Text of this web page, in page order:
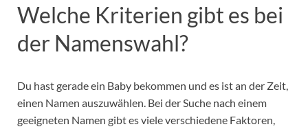
Welche Kriterien gibt es bei
der Namenswahl?
Du hast gerade ein Baby bekommen und es ist an der Zeit,
einen Namen auszuwählen. Bei der Suche nach einem
geeigneten Namen gibt es viele verschiedene Faktoren,